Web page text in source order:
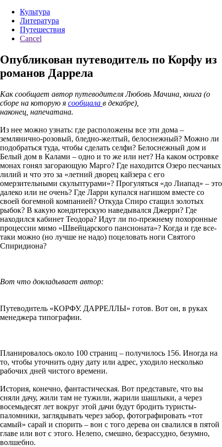
Культура
Литература
Путешествия
Cancel
Опубликован путеводитель по Корфу из
романов Даррела
Как сообщает автор путеводителя Любовь Мачина, книга (о
сборе на которую я сообщала в декабре),
наконец, напечатана.
Из нее можно узнать: где расположены все эти дома –
землянично-розовый, бледно-желтый, белоснежный? Можно ли
подобраться туда, чтобы сделать селфи? Белоснежный дом и
Белый дом в Калами – одно и то же или нет? На каком островке
монах гонял загорающую Марго? Где находится Озеро песчаных
лилий и что это за «летний дворец кайзера с его
омерзительными скульптурами»? Прогуляться «до Лиапад» – это
далеко или не очень? Где Ларри купался нагишом вместе со
своей богемной компанией? Откуда Спиро стащил золотых
рыбок? В какую кондитерскую наведывался Джерри? Где
находился кабинет Теодора? Идут ли по-прежнему похоронные
процессии мимо «Швейцарского пансионата»? Когда и где все-
таки можно (но лучше не надо) поцеловать ноги Святого
Спиридиона?
Вот что докладывает автор:
Путеводитель «КОРФУ. ДАРРЕЛЛЫ» готов. Вот он, в руках
менеджера типографии.
Планировалось около 100 страниц – получилось 156. Иногда на
то, чтобы уточнить одну дату или адрес, уходило несколько
рабочих дней чистого времени.
История, конечно, фантастическая. Вот представьте, что вы
сняли дачу, жили там не тужили, жарили шашлыки, а через
восемьдесят лет вокруг этой дачи будут бродить туристы-
паломники, заглядывать через забор, фотографировать «тот
самый» сарай и спорить – вон с того дерева он свалился в пятой
главе или вот с этого. Нелепо, смешно, безрассудно, безумно,
волшебно.